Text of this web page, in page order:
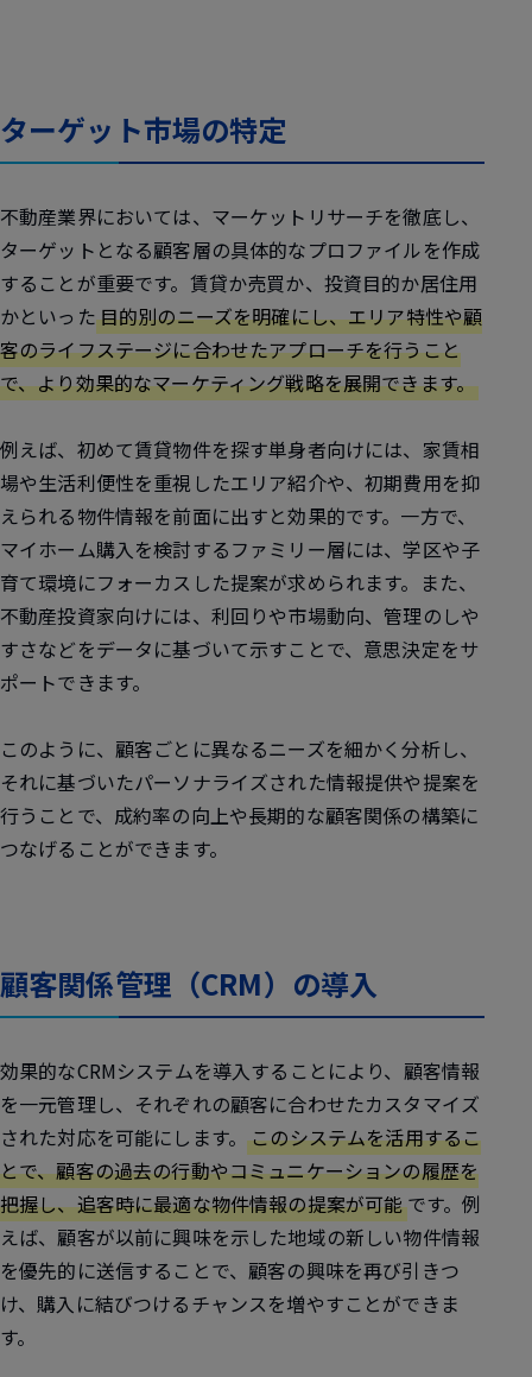
ターゲット市場の特定
不動産業界においては、マーケットリサーチを徹底し、
ターゲットとなる顧客層の具体的なプロファイルを作成
することが重要です。賃貸か売買か、投資目的か居住用
かといった目的別のニーズを明確にし、エリア特性や顧
客のライフステージに合わせたアプローチを行うこと
で、より効果的なマーケティング戦略を展開できます。
例えば、初めて賃貸物件を探す単身者向けには、家賃相
場や生活利便性を重視したエリア紹介や、初期費用を抑
えられる物件情報を前面に出すと効果的です。一方で、
マイホーム購入を検討するファミリー層には、学区や子
育て環境にフォーカスした提案が求められます。また、
不動産投資家向けには、利回りや市場動向、管理のしや
すさなどをデータに基づいて示すことで、意思決定をサ
ポートできます。
このように、顧客ごとに異なるニーズを細かく分析し、
それに基づいたパーソナライズされた情報提供や提案を
行うことで、成約率の向上や長期的な顧客関係の構築に
つなげることができます。
顧客関係管理（CRM）の導入
効果的なCRMシステムを導入することにより、顧客情報
を一元管理し、それぞれの顧客に合わせたカスタマイズ
された対応を可能にします。このシステムを活用するこ
とで、顧客の過去の行動やコミュニケーションの履歴を
把握し、追客時に最適な物件情報の提案が可能です。例
えば、顧客が以前に興味を示した地域の新しい物件情報
を優先的に送信することで、顧客の興味を再び引きつ
け、購入に結びつけるチャンスを増やすことができま
す。